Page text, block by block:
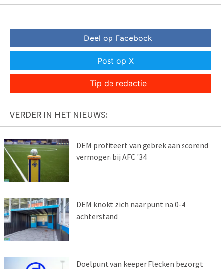
Deel op Facebook
Post op X
Tip de redactie
VERDER IN HET NIEUWS:
DEM profiteert van gebrek aan scorend
vermogen bij AFC '34
DEM knokt zich naar punt na 0-4
achterstand
Doelpunt van keeper Flecken bezorgt